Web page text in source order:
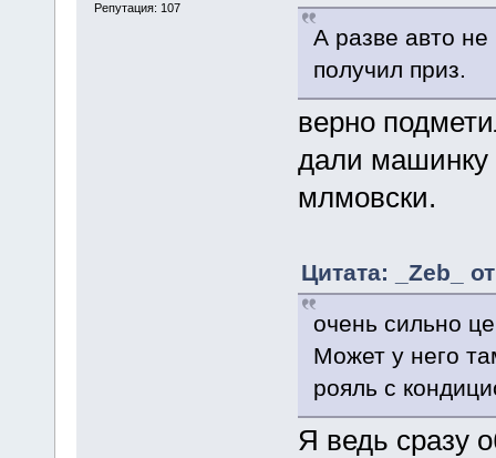
Репутация: 107
А разве авто
получил приз.
верно
дали машинку
млмовски.
Цитата: _Zeb_
очень сильно
Может у него
рояль с
Я ведь сразу